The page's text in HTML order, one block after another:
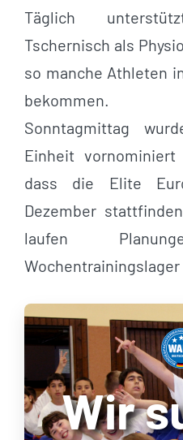
Täglich
Tschernisch als
so manche Athleten
bekommen.
Sonntagmittag
Einheit
dass die Elite
Dezember
laufen
Wir